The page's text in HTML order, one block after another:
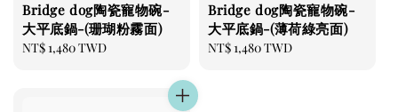
Bridge dog陶瓷寵物碗-
大平底鍋-(珊瑚粉霧面)
Regular
NT$ 1,480 TWD
Bridge dog陶瓷寵物碗-
大平底鍋-(薄荷綠亮面)
Regular
NT$ 1,480 TWD